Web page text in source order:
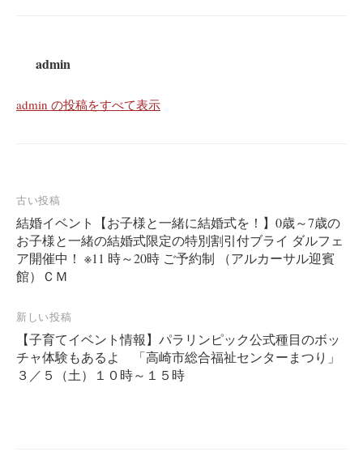
admin
admin の投稿をすべて表示
投
稿
ナ
ビ
ー
シ
ョ
古い投稿
結婚イベント【お子様と一緒に結婚式を！】0歳～7歳の
お子様と一緒の結婚式限定の特別割引付ブライ ダルフェ
ア開催中！ ※11 時～20時 ご予約制 （アルカーサル迎賓
館）ＣＭ
新しい投稿
【子育てイベント情報】パラリンピック公式種目のボッ
チャ体験もあるよ 「高崎市総合福祉センターまつり」
３／５（土）１０時～１５時